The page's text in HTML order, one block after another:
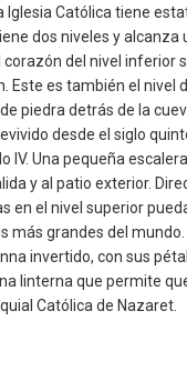
Católica tiene
dos niveles y alcanza
del nivel inferior
Este es también el nivel
piedra detrás de la
desde el siglo
IV. Una pequeña
y al patio exterior.
en el nivel superior
más grandes del
invertido, con sus
linterna que permite
Católica de Nazaret.